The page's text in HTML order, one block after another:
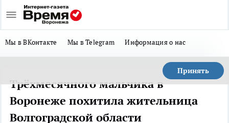
Мы в ВКонтакте Мы в Telegram Информация о нас
Принять
Трёхмесячного мальчика в
Воронеже похитила жительница
Волгоградской области